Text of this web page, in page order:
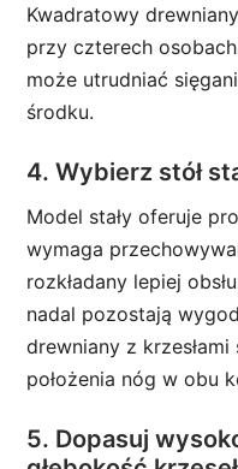
Kwadratowy
przy czterech
może utrudniać
środku.
4. Wybierz stół
Model stały oferuje
wymaga
rozkładany lepiej
nadal pozostają
drewniany z
położenia nóg w obu
5. Dopasuj